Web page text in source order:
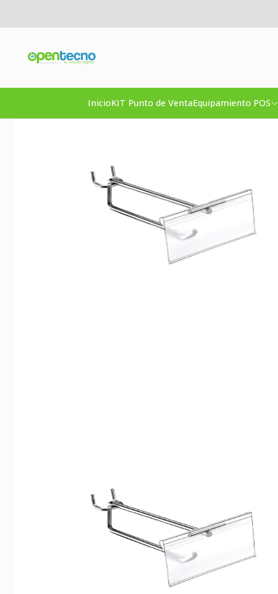
InicioKIT Punto de VentaEquipamiento POS